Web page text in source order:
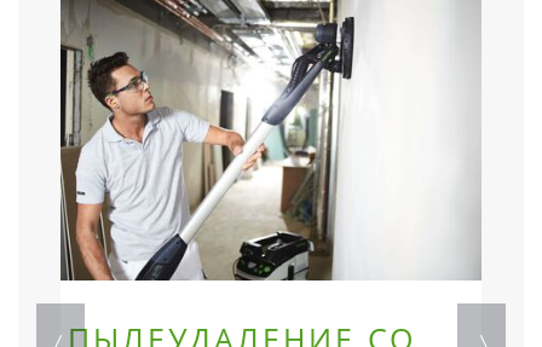
ПЫЛЕУДАЛЕНИЕ СО